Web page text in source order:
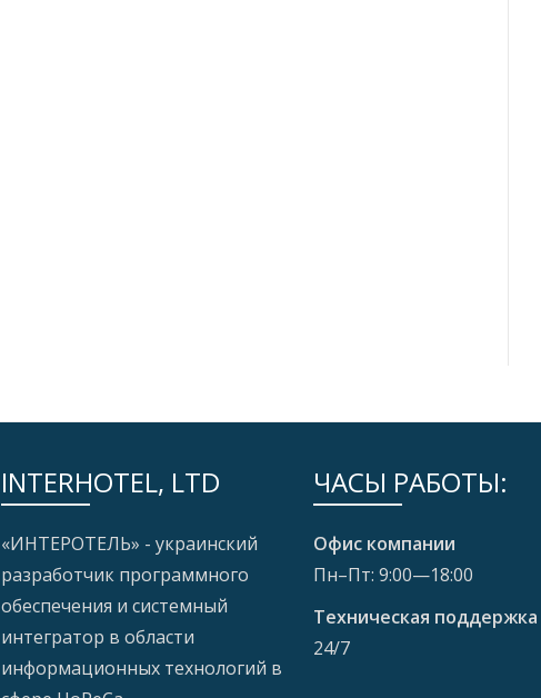
INTERHOTEL, LTD
«ИНТЕРОТЕЛЬ» - украинский
разработчик программного
обеспечения и системный
интегратор в области
информационных технологий в
ЧАСЫ РАБОТЫ:
Офис компании
Пн–Пт: 9:00—18:00
Техническая поддержка
24/7